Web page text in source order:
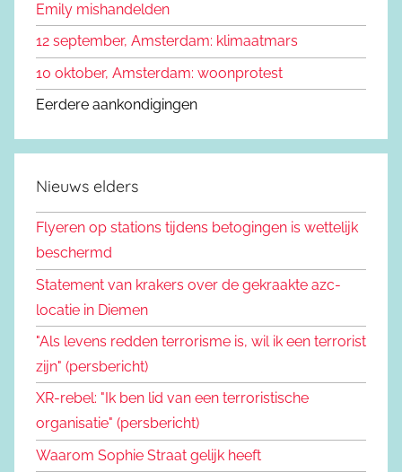
Emily mishandelden
12 september, Amsterdam: klimaatmars
10 oktober, Amsterdam: woonprotest
Eerdere aankondigingen
Nieuws elders
Flyeren op stations tijdens betogingen is wettelijk
beschermd
Statement van krakers over de gekraakte azc-
locatie in Diemen
"Als levens redden terrorisme is, wil ik een terrorist
zijn" (persbericht)
XR-rebel: "Ik ben lid van een terroristische
organisatie" (persbericht)
Waarom Sophie Straat gelijk heeft